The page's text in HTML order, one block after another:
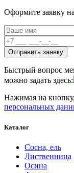
Оформите заявку
Быстрый вопрос
можно задать здесь:
Нажимая на
персональных
Каталог
Сосна, ель
Лиственница
Осина